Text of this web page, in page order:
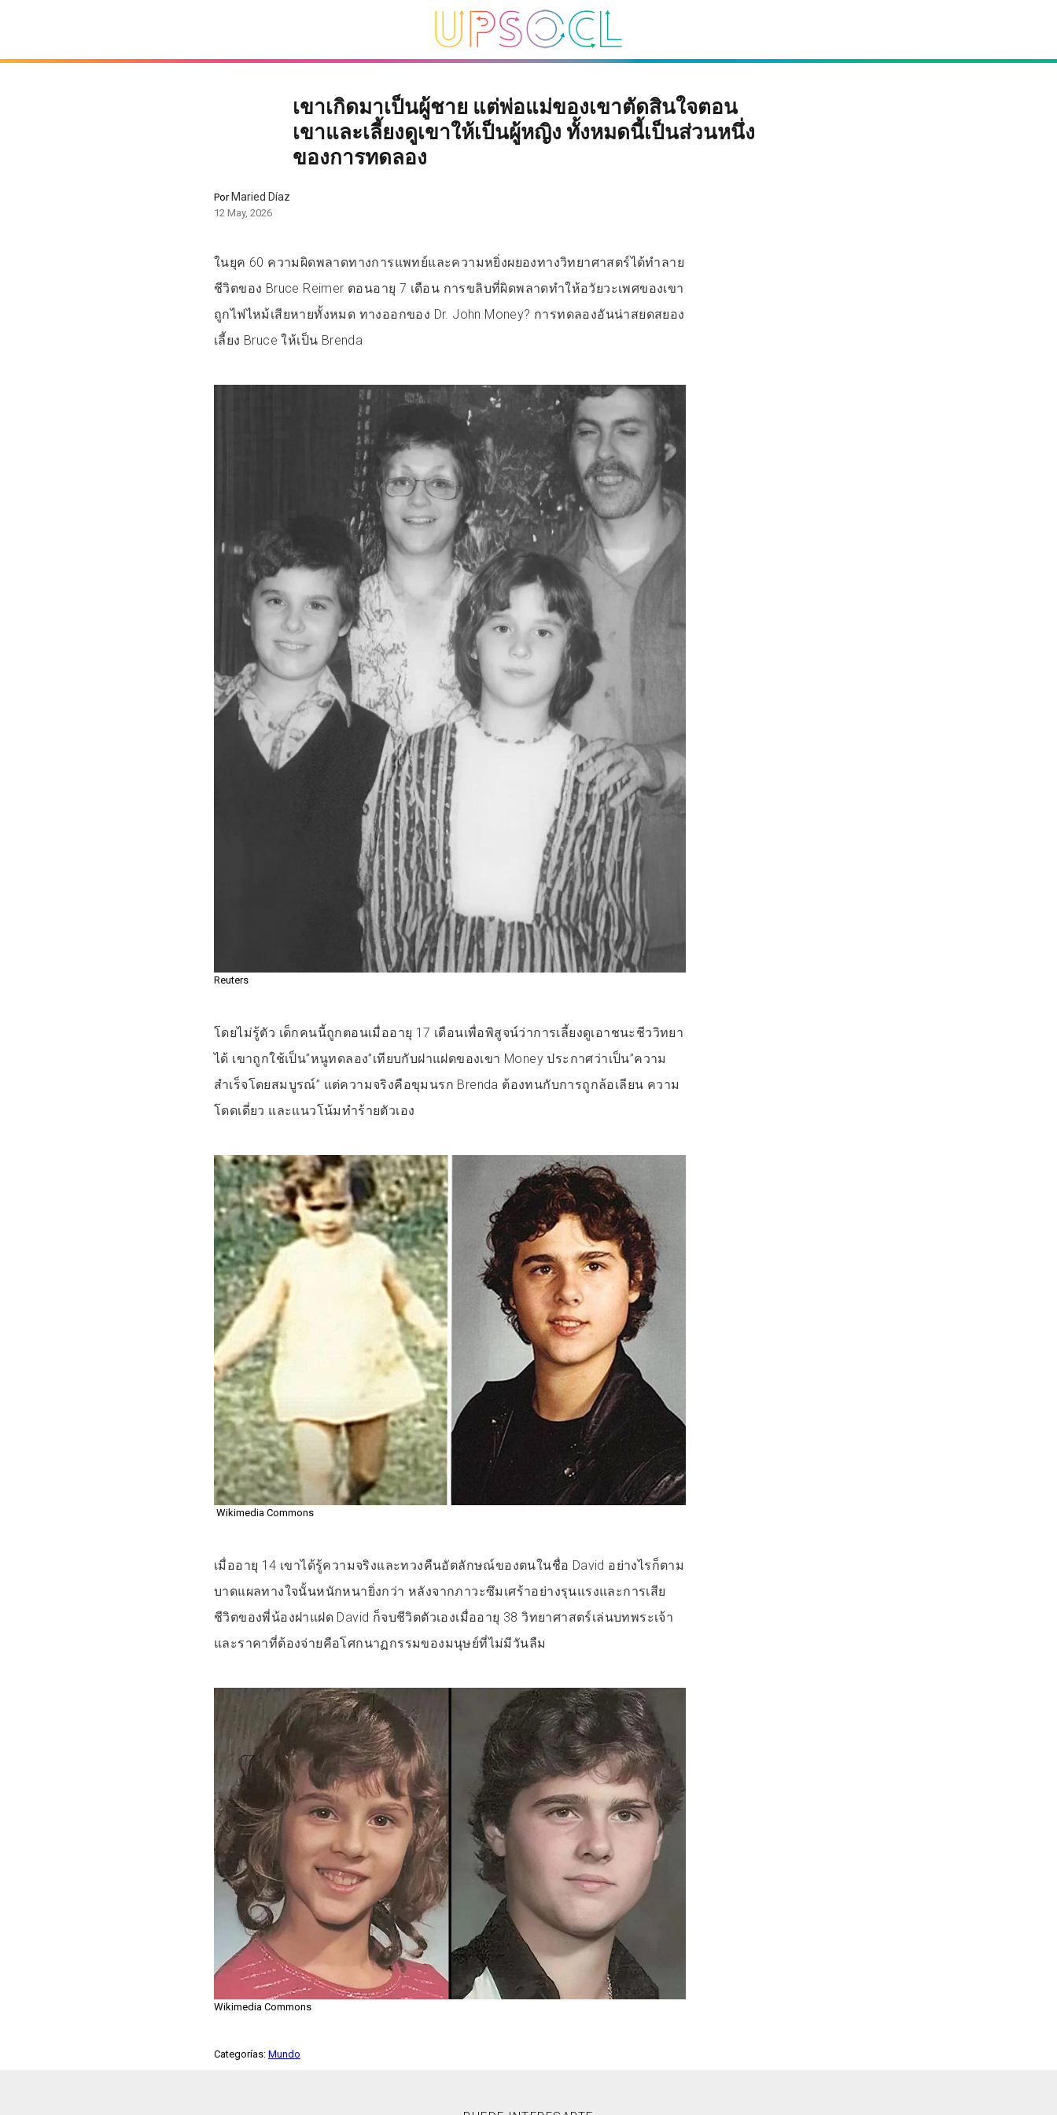
เขาเกิดมาเป็นผู้ชาย แต่พ่อแม่ของเขาตัดสินใจตอน
เขาและเลี้ยงดูเขาให้เป็นผู้หญิง ทั้งหมดนี้เป็นส่วนหนึ่ง
ของการทดลอง
PorMaried Díaz
12 May, 2026
ในยุค 60 ความผิดพลาดทางการแพทย์และความหยิ่งผยองทางวิทยาศาสตร์ได้ทำลาย
ชีวิตของ Bruce Reimer ตอนอายุ 7 เดือน การขลิบที่ผิดพลาดทำให้อวัยวะเพศของเขา
ถูกไฟไหม้เสียหายทั้งหมด ทางออกของ Dr. John Money? การทดลองอันน่าสยดสยอง
เลี้ยง Bruce ให้เป็น Brenda
Reuters
โดยไม่รู้ตัว เด็กคนนี้ถูกตอนเมื่ออายุ 17 เดือนเพื่อพิสูจน์ว่าการเลี้ยงดูเอาชนะชีววิทยา
ได้ เขาถูกใช้เป็น”หนูทดลอง”เทียบกับฝาแฝดของเขา Money ประกาศว่าเป็น”ความ
สำเร็จโดยสมบูรณ์” แต่ความจริงคือขุมนรก Brenda ต้องทนกับการถูกล้อเลียน ความ
โดดเดี่ยว และแนวโน้มทำร้ายตัวเอง
Wikimedia Commons
เมื่ออายุ 14 เขาได้รู้ความจริงและทวงคืนอัตลักษณ์ของตนในชื่อ David อย่างไรก็ตาม
บาดแผลทางใจนั้นหนักหนายิ่งกว่า หลังจากภาวะซึมเศร้าอย่างรุนแรงและการเสีย
ชีวิตของพี่น้องฝาแฝด David ก็จบชีวิตตัวเองเมื่ออายุ 38 วิทยาศาสตร์เล่นบทพระเจ้า
และราคาที่ต้องจ่ายคือโศกนาฏกรรมของมนุษย์ที่ไม่มีวันลืม
Wikimedia Commons
Categorías: Mundo